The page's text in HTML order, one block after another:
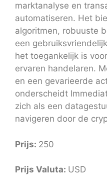
marktanalyse en
automatiseren. Het
algoritmen, robuuste
een
het toegankelijk is
ervaren handelaren.
en een gevarieerde
onderscheidt
zich als een
navigeren door de
Prijs: 250
Prijs Valuta: USD